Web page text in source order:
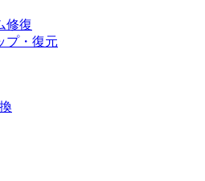
修復
プ・復元